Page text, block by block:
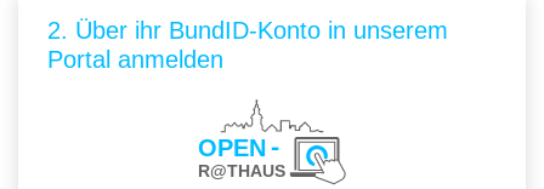
2. Über ihr BundID-Konto in unserem
Portal anmelden